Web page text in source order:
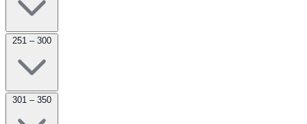
251 – 300
301 – 350